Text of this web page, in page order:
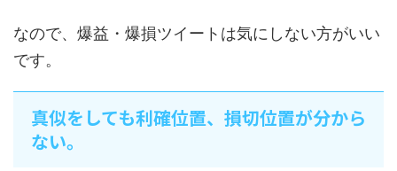
なので、爆益・爆損ツイートは気にしない方がいい
です。
真似をしても利確位置、損切位置が分から
ない。